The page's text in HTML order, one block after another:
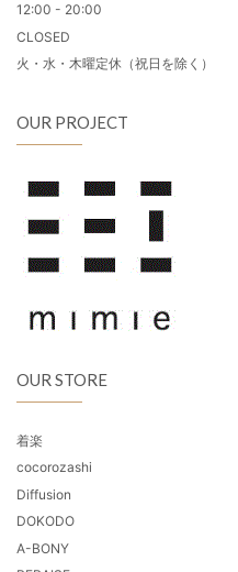
12:00 - 20:00
CLOSED
火・水・木曜定休（祝日を除く）
OUR PROJECT
OUR STORE
着楽
cocorozashi
Diffusion
DOKODO
A-BONY